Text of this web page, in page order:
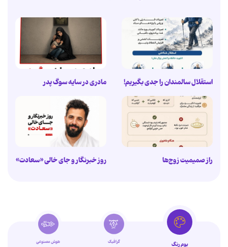
استقلال سالمندان را جدی بگیریم! مادری در سایه سوگ پدر
راز صمیمیت زوج‌ها روز خبرنگار و جای خالی «سعادت»
بوم رنگ گرافیک هوش مصنوعی